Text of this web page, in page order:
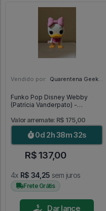
Vendido por: Quarentena Geek Store - SP
Funko Pop Disney Webby
(Patrícia Vanderpato) -
Valor arremate: R$ 175,00
0d 2h 38m 30s
R$ 137,00
4x R$ 34,25 sem juros
Frete Grátis
Dar lance